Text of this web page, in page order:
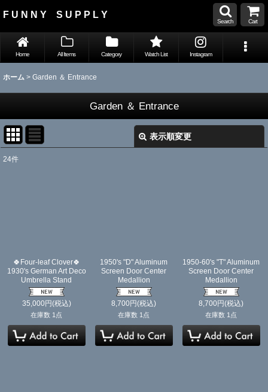
F U N N Y S U P P L Y
Search Cart
Home All Items Category Watch List Instagram
ホーム > Garden ＆ Entrance
Garden ＆ Entrance
表示順変更
24件
🍀Four-leaf Clover🍀
1930's German Art Deco
Umbrella Stand
35,000円(税込)
在庫数 1点
1950's "D" Aluminum
Screen Door Center
Medallion
8,700円(税込)
在庫数 1点
1950-60's "T" Aluminum
Screen Door Center
Medallion
8,700円(税込)
在庫数 1点